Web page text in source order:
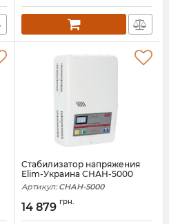
Стабилизатор напряжения
Elim-Украина СНАН-5000
Артикул: СНАН-5000
14 879 грн.